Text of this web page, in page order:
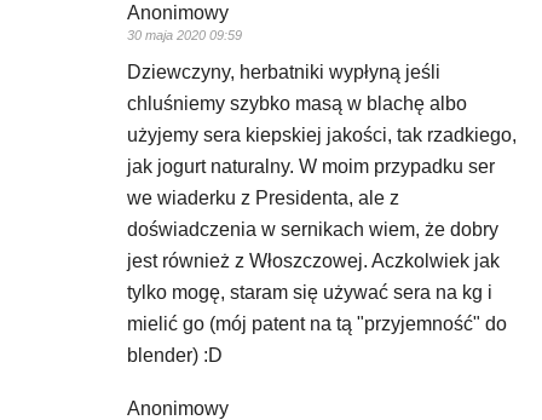
Anonimowy
30 maja 2020 09:59
Dziewczyny, herbatniki wypłyną jeśli
chluśniemy szybko masą w blachę albo
użyjemy sera kiepskiej jakości, tak rzadkiego,
jak jogurt naturalny. W moim przypadku ser
we wiaderku z Presidenta, ale z
doświadczenia w sernikach wiem, że dobry
jest również z Włoszczowej. Aczkolwiek jak
tylko mogę, staram się używać sera na kg i
mielić go (mój patent na tą "przyjemność" do
blender) :D
Anonimowy